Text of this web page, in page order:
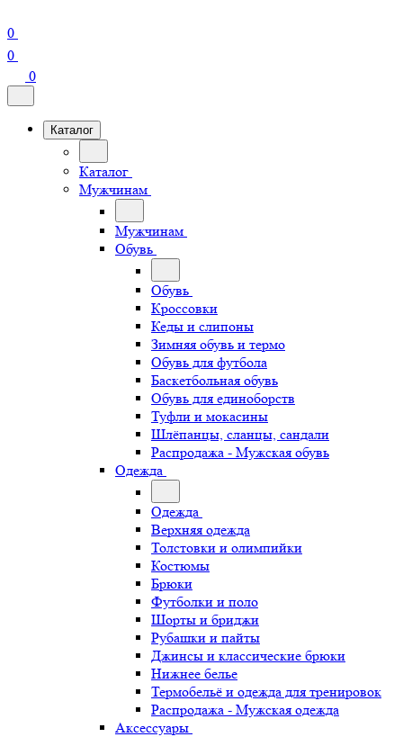
0
0
0
Каталог
Каталог
Мужчинам
Мужчинам
Обувь
Обувь
Кроссовки
Кеды и слипоны
Зимняя обувь и термо
Обувь для футбола
Баскетбольная обувь
Обувь для единоборств
Туфли и мокасины
Шлёпанцы, сланцы, сандали
Распродажа - Мужская обувь
Одежда
Одежда
Верхняя одежда
Толстовки и олимпийки
Костюмы
Брюки
Футболки и поло
Шорты и бриджи
Рубашки и пайты
Джинсы и классические брюки
Нижнее белье
Термобельё и одежда для тренировок
Распродажа - Мужская одежда
Аксессуары